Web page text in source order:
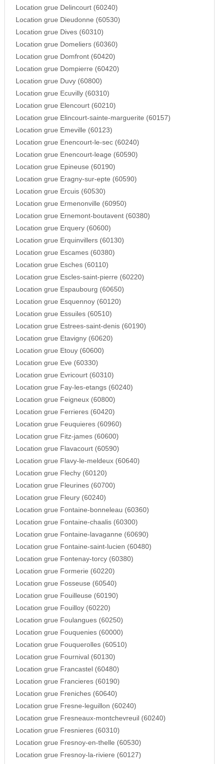
Location grue Delincourt (60240)
Location grue Dieudonne (60530)
Location grue Dives (60310)
Location grue Domeliers (60360)
Location grue Domfront (60420)
Location grue Dompierre (60420)
Location grue Duvy (60800)
Location grue Ecuvilly (60310)
Location grue Elencourt (60210)
Location grue Elincourt-sainte-marguerite (60157)
Location grue Emeville (60123)
Location grue Enencourt-le-sec (60240)
Location grue Enencourt-leage (60590)
Location grue Epineuse (60190)
Location grue Eragny-sur-epte (60590)
Location grue Ercuis (60530)
Location grue Ermenonville (60950)
Location grue Ernemont-boutavent (60380)
Location grue Erquery (60600)
Location grue Erquinvillers (60130)
Location grue Escames (60380)
Location grue Esches (60110)
Location grue Escles-saint-pierre (60220)
Location grue Espaubourg (60650)
Location grue Esquennoy (60120)
Location grue Essuiles (60510)
Location grue Estrees-saint-denis (60190)
Location grue Etavigny (60620)
Location grue Etouy (60600)
Location grue Eve (60330)
Location grue Evricourt (60310)
Location grue Fay-les-etangs (60240)
Location grue Feigneux (60800)
Location grue Ferrieres (60420)
Location grue Feuquieres (60960)
Location grue Fitz-james (60600)
Location grue Flavacourt (60590)
Location grue Flavy-le-meldeux (60640)
Location grue Flechy (60120)
Location grue Fleurines (60700)
Location grue Fleury (60240)
Location grue Fontaine-bonneleau (60360)
Location grue Fontaine-chaalis (60300)
Location grue Fontaine-lavaganne (60690)
Location grue Fontaine-saint-lucien (60480)
Location grue Fontenay-torcy (60380)
Location grue Formerie (60220)
Location grue Fosseuse (60540)
Location grue Fouilleuse (60190)
Location grue Fouilloy (60220)
Location grue Foulangues (60250)
Location grue Fouquenies (60000)
Location grue Fouquerolles (60510)
Location grue Fournival (60130)
Location grue Francastel (60480)
Location grue Francieres (60190)
Location grue Freniches (60640)
Location grue Fresne-leguillon (60240)
Location grue Fresneaux-montchevreuil (60240)
Location grue Fresnieres (60310)
Location grue Fresnoy-en-thelle (60530)
Location grue Fresnoy-la-riviere (60127)